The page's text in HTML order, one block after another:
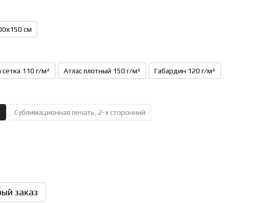
см
110 г/м² Атлас плотный 150 г/м² Габардин 120 г/м²
Сублимационная печать, 2-х сторонний
заказ